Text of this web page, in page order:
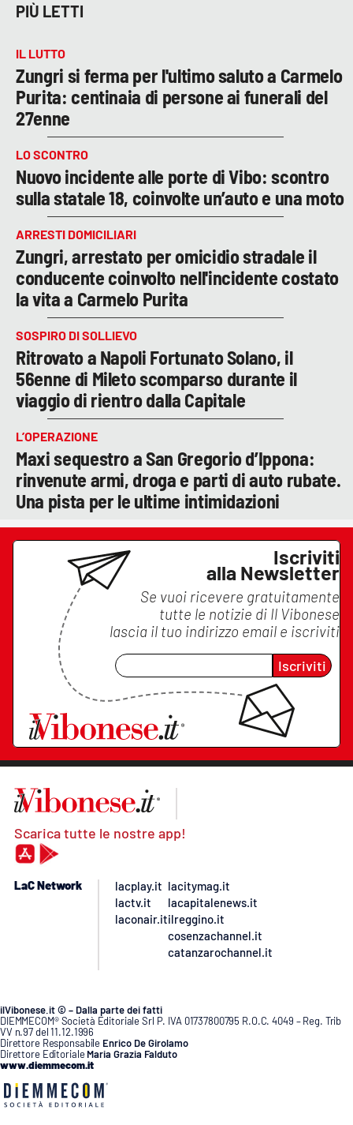
PIÙ LETTI
IL LUTTO
Zungri si ferma per l'ultimo saluto a Carmelo
Purita: centinaia di persone ai funerali del
27enne
LO SCONTRO
Nuovo incidente alle porte di Vibo: scontro
sulla statale 18, coinvolte un’auto e una moto
ARRESTI DOMICILIARI
Zungri, arrestato per omicidio stradale il
conducente coinvolto nell'incidente costato
la vita a Carmelo Purita
SOSPIRO DI SOLLIEVO
Ritrovato a Napoli Fortunato Solano, il
56enne di Mileto scomparso durante il
viaggio di rientro dalla Capitale
L’OPERAZIONE
Maxi sequestro a San Gregorio d’Ippona:
rinvenute armi, droga e parti di auto rubate.
Una pista per le ultime intimidazioni
Iscriviti
alla Newsletter
Se vuoi ricevere gratuitamente
tutte le notizie di Il Vibonese
lascia il tuo indirizzo email e iscriviti
Iscriviti
Scarica tutte le nostre app!
LaC Network
lacplay.it
lactv.it
laconair.it
lacitymag.it
lacapitalenews.it
ilreggino.it
cosenzachannel.it
catanzarochannel.it
ilVibonese.it © – Dalla parte dei fatti
DIEMMECOM® Società Editoriale Srl P. IVA 01737800795 R.O.C. 4049 – Reg. Trib
VV n.97 del 11.12.1996
Direttore Responsabile Enrico De Girolamo
Direttore Editoriale Maria Grazia Falduto
www.diemmecom.it